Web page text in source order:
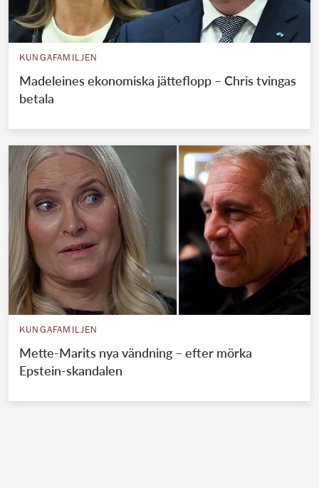
KUNGAFAMILJEN
Madeleines ekonomiska jätteflopp – Chris tvingas
betala
KUNGAFAMILJEN
Mette-Marits nya vändning – efter mörka
Epstein-skandalen